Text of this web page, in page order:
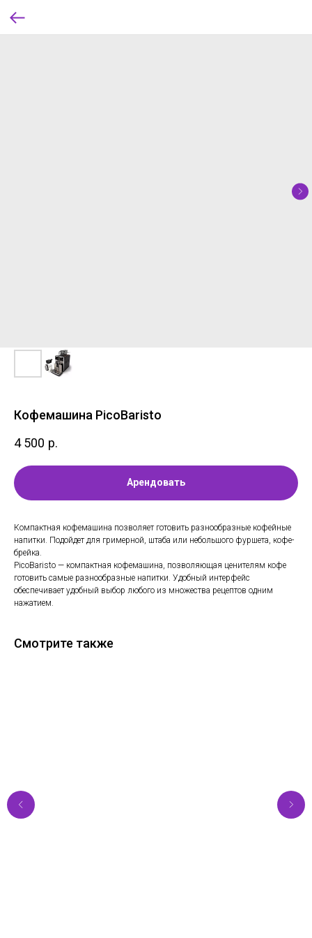
Кофемашина PicoBaristo
4 500 р.
Арендовать
Компактная кофемашина позволяет готовить разнообразные кофейные
напитки. Подойдет для гримерной, штаба или небольшого фуршета, кофе-
брейка.
PicoBaristo — компактная кофемашина, позволяющая ценителям кофе
готовить самые разнообразные напитки. Удобный интерфейс
обеспечивает удобный выбор любого из множества рецептов одним
нажатием.
Смотрите также